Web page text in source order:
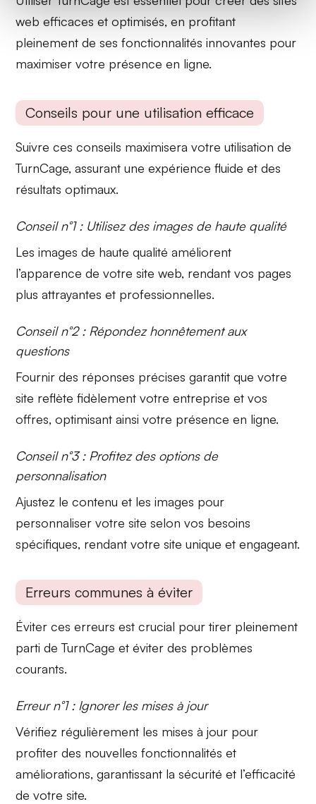
web efficaces et optimisés, en profitant
pleinement de ses fonctionnalités innovantes pour
maximiser votre présence en ligne.
Conseils pour une utilisation efficace
Suivre ces conseils maximisera votre utilisation de
TurnCage, assurant une expérience fluide et des
résultats optimaux.
Conseil n°1 : Utilisez des images de haute qualité
Les images de haute qualité améliorent
l’apparence de votre site web, rendant vos pages
plus attrayantes et professionnelles.
Conseil n°2 : Répondez honnêtement aux
questions
Fournir des réponses précises garantit que votre
site reflète fidèlement votre entreprise et vos
offres, optimisant ainsi votre présence en ligne.
Conseil n°3 : Profitez des options de
personnalisation
Ajustez le contenu et les images pour
personnaliser votre site selon vos besoins
spécifiques, rendant votre site unique et engageant.
Erreurs communes à éviter
Éviter ces erreurs est crucial pour tirer pleinement
parti de TurnCage et éviter des problèmes
courants.
Erreur n°1 : Ignorer les mises à jour
Vérifiez régulièrement les mises à jour pour
profiter des nouvelles fonctionnalités et
améliorations, garantissant la sécurité et l’efficacité
de votre site.